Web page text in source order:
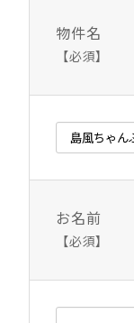
物件名
【必須】
お名前
【必須】